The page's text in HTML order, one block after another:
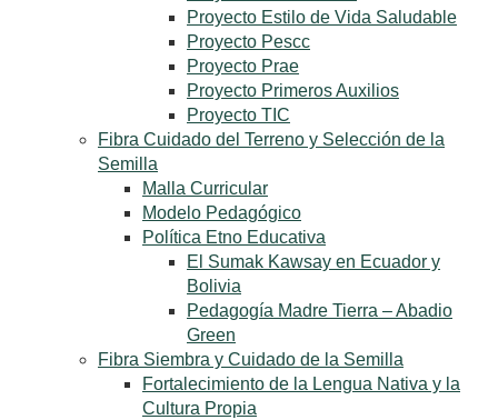
Proyecto Estilo de Vida Saludable
Proyecto Pescc
Proyecto Prae
Proyecto Primeros Auxilios
Proyecto TIC
Fibra Cuidado del Terreno y Selección de la
Semilla
Malla Curricular
Modelo Pedagógico
Política Etno Educativa
El Sumak Kawsay en Ecuador y
Bolivia
Pedagogía Madre Tierra – Abadio
Green
Fibra Siembra y Cuidado de la Semilla
Fortalecimiento de la Lengua Nativa y la
Cultura Propia